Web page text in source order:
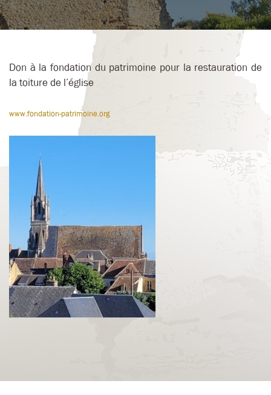
Don à la fondation du patrimoine pour la restauration de
la toiture de l’église
www.fondation-patrimoine.org